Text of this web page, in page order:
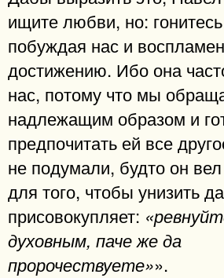
ищите любви, но:
побуждая нас и
достижению. Ибо она
нас, потому что мы
надлежащим образом и
предпочитать ей все
не подумали, будто он
для того, чтобы унизить
присовокупляет:
духовным, паче же да
пророчествуете»».